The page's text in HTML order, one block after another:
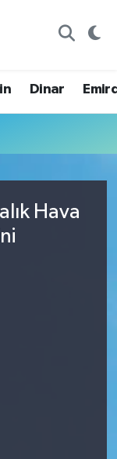
Dinar
Hava